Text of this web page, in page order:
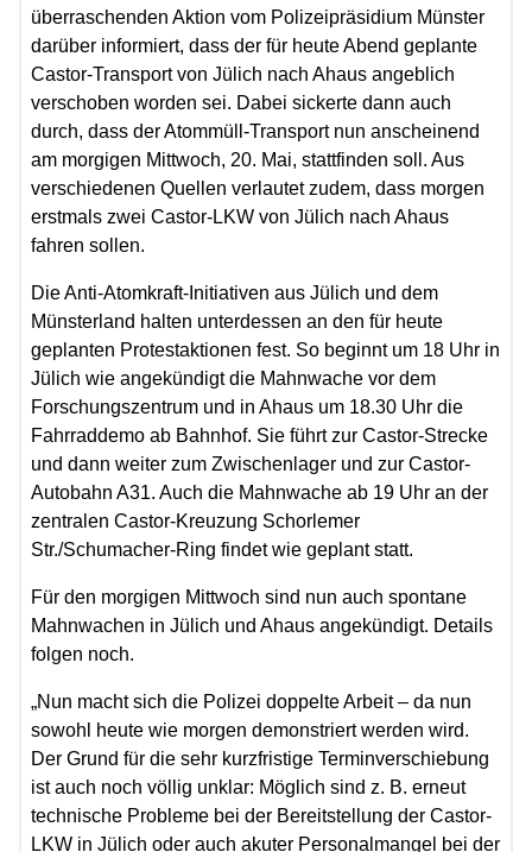
überraschenden Aktion vom Polizeipräsidium Münster
darüber informiert, dass der für heute Abend geplante
Castor-Transport von Jülich nach Ahaus angeblich
verschoben worden sei. Dabei sickerte dann auch
durch, dass der Atommüll-Transport nun anscheinend
am morgigen Mittwoch, 20. Mai, stattfinden soll. Aus
verschiedenen Quellen verlautet zudem, dass morgen
erstmals zwei Castor-LKW von Jülich nach Ahaus
fahren sollen.
Die Anti-Atomkraft-Initiativen aus Jülich und dem
Münsterland halten unterdessen an den für heute
geplanten Protestaktionen fest. So beginnt um 18 Uhr in
Jülich wie angekündigt die Mahnwache vor dem
Forschungszentrum und in Ahaus um 18.30 Uhr die
Fahrraddemo ab Bahnhof. Sie führt zur Castor-Strecke
und dann weiter zum Zwischenlager und zur Castor-
Autobahn A31. Auch die Mahnwache ab 19 Uhr an der
zentralen Castor-Kreuzung Schorlemer
Str./Schumacher-Ring findet wie geplant statt.
Für den morgigen Mittwoch sind nun auch spontane
Mahnwachen in Jülich und Ahaus angekündigt. Details
folgen noch.
„Nun macht sich die Polizei doppelte Arbeit – da nun
sowohl heute wie morgen demonstriert werden wird.
Der Grund für die sehr kurzfristige Terminverschiebung
ist auch noch völlig unklar: Möglich sind z. B. erneut
technische Probleme bei der Bereitstellung der Castor-
LKW in Jülich oder auch akuter Personalmangel bei der